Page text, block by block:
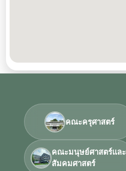
คณะครุศาสตร์
คณะมนุษย์ศาสตร์และ
สัมคมศาสตร์